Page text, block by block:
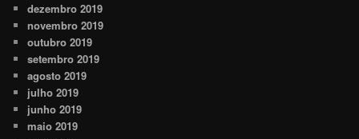
dezembro 2019
novembro 2019
outubro 2019
setembro 2019
agosto 2019
julho 2019
junho 2019
maio 2019